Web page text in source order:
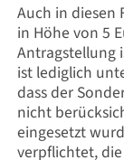
Auch in diesen
in Höhe von 5
Antragstellung
ist lediglich
dass der
nicht
eingesetzt
verpflichtet,